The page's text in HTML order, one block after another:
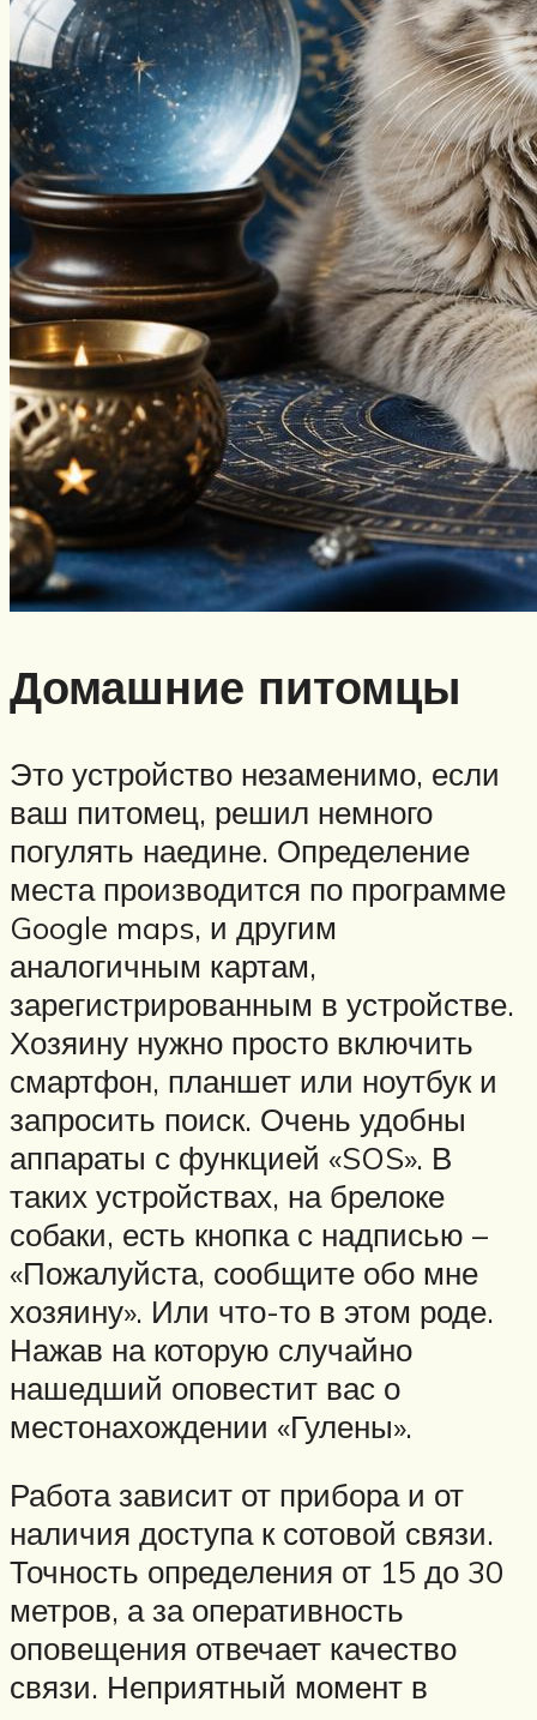
Домашние питомцы
Это устройство незаменимо, если
ваш питомец, решил немного
погулять наедине. Определение
места производится по программе
Google maps, и другим
аналогичным картам,
зарегистрированным в устройстве.
Хозяину нужно просто включить
смартфон, планшет или ноутбук и
запросить поиск. Очень удобны
аппараты с функцией «SOS». В
таких устройствах, на брелоке
собаки, есть кнопка с надписью –
«Пожалуйста, сообщите обо мне
хозяину». Или что-то в этом роде.
Нажав на которую случайно
нашедший оповестит вас о
местонахождении «Гулены».
Работа зависит от прибора и от
наличия доступа к сотовой связи.
Точность определения от 15 до 30
метров, а за оперативность
оповещения отвечает качество
связи. Неприятный момент в